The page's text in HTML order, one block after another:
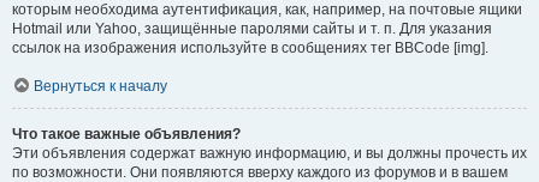
которым необходима аутентификация, как, например, на почтовые ящики
Hotmail или Yahoo, защищённые паролями сайты и т. п. Для указания
ссылок на изображения используйте в сообщениях тег BBCode [img].
Вернуться к началу
Что такое важные объявления?
Эти объявления содержат важную информацию, и вы должны прочесть их
по возможности. Они появляются вверху каждого из форумов и в вашем